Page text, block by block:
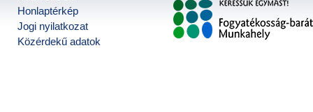
Honlaptérkép
Jogi nyilatkozat
Közérdekű adatok